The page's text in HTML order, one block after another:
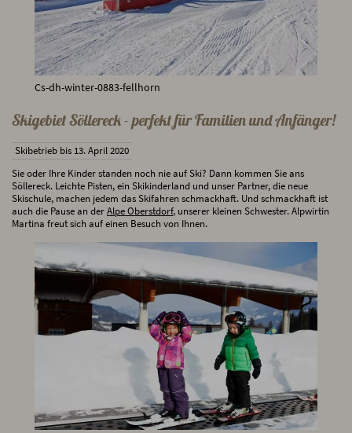
Cs-dh-winter-0883-fellhorn
Skigebiet Söllereck - perfekt für Familien und Anfänger!
Skibetrieb bis 13. April 2020
Sie oder Ihre Kinder standen noch nie auf Ski? Dann kommen Sie ans
Söllereck. Leichte Pisten, ein Skikinderland und unser Partner, die neue
Skischule, machen jedem das Skifahren schmackhaft. Und schmackhaft ist
auch die Pause an derAlpe Oberstdorf, unserer kleinen Schwester. Alpwirtin
Martina freut sich auf einen Besuch von Ihnen.